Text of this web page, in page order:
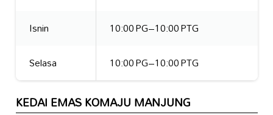
Isnin
10:00 PG–10:00 PTG
Selasa
10:00 PG–10:00 PTG
KEDAI EMAS KOMAJU MANJUNG